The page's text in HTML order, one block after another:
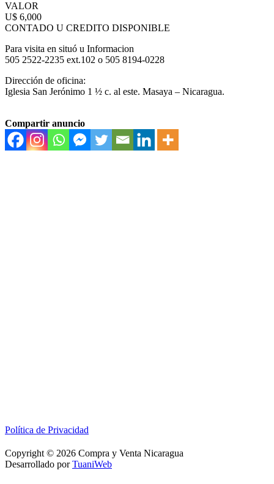
VALOR
U$ 6,000
CONTADO U CREDITO DISPONIBLE
Para visita en situó u Informacion
505 2522-2235 ext.102 o 505 8194-0228
Dirección de oficina:
Iglesia San Jerónimo 1 ½ c. al este. Masaya – Nicaragua.
Compartir anuncio
Política de Privacidad
Copyright © 2026 Compra y Venta Nicaragua
Desarrollado porTuaniWeb